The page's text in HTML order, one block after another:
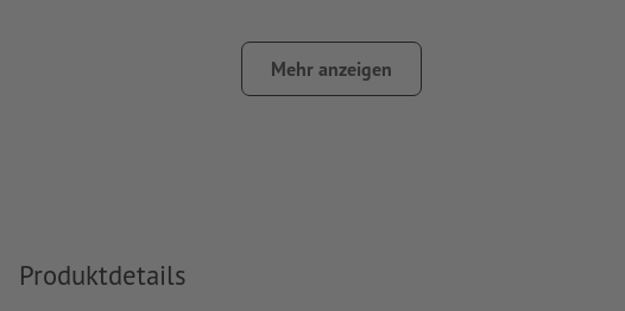
Rechtschreib- und Satzfehlerwerden von uns nicht geprüft
Mehr anzeigen
Produktdetails